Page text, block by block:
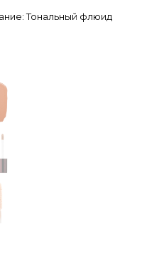
Тональный флюид